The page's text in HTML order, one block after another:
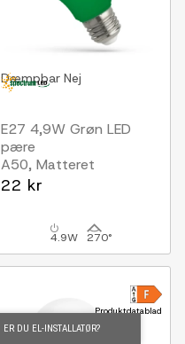
Dæmpbar Nej
E27 4,9W Grøn LED
pære
A50, Matteret
22 kr
4.9W 270°
Produktdatablad
ER DU EL-INSTALLATØR?